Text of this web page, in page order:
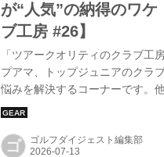
が“人気”の納得のワ
ブ工房 #26】
「ツアークオリティのクラブ工
プアマ、トップジュニアのクラ
悩みを解決するコーナーです。
どまったく合わない。もうちょ
レポートするものです。
ゴ ゴルフダイジェスト編集部